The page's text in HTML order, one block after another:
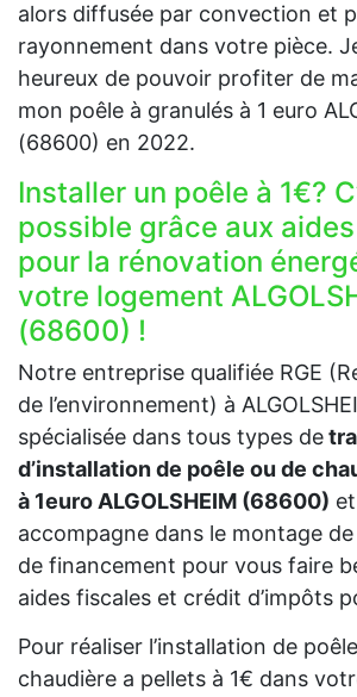
alors diffusée par convection et
rayonnement dans votre pièce.
heureux de pouvoir profiter de
mon poêle à granulés à 1 euro
(68600) en 2022.
Installer un poêle à 1€?
possible grâce aux
pour la rénovation
votre logement
(68600) !
Notre entreprise qualifiée RGE
de l’environnement) à
spécialisée dans tous types de
d’installation de poêle ou de
à 1euro ALGOLSHEIM (68600)
accompagne dans le montage
de financement pour vous faire
aides fiscales et crédit d’impôts
Pour réaliser l’installation de
chaudière a pellets à 1€ dans